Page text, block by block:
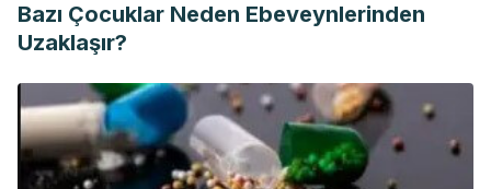
Bazı Çocuklar Neden Ebeveynlerinden
Uzaklaşır?